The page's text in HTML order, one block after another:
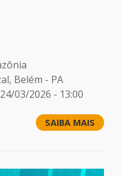
Belém - PA
03/2026 - 13:00
SAIBA MAIS